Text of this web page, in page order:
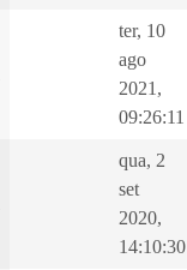
ter, 10
ago
2021,
09:26:11
qua, 2
set
2020,
14:10:30